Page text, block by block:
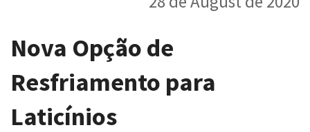
Contato
Nova Opção de
Resfriamento para
Laticínios